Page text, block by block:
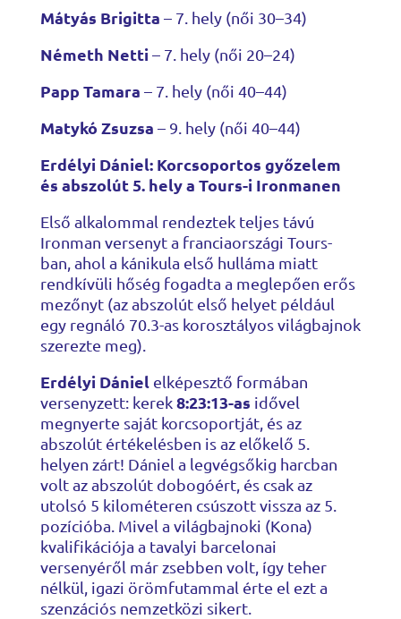
Mátyás Brigitta – 7. hely (női 30–34)
Németh Netti– 7. hely (női 20–24)
Papp Tamara – 7. hely (női 40–44)
Matykó Zsuzsa – 9. hely (női 40–44)
Erdélyi Dániel: Korcsoportos győzelem
és abszolút 5. hely a Tours-i Ironmanen
Első alkalommal rendeztek teljes távú
Ironman versenyt a franciaországi Tours-
ban, ahol a kánikula első hulláma miatt
rendkívüli hőség fogadta a meglepően erős
mezőnyt (az abszolút első helyet például
egy regnáló 70.3-as korosztályos világbajnok
szerezte meg).
Erdélyi Dániel elképesztő formában
versenyzett: kerek8:23:13-as idővel
megnyerte saját korcsoportját, és az
abszolút értékelésben is az előkelő 5.
helyen zárt! Dániel a legvégsőkig harcban
volt az abszolút dobogóért, és csak az
utolsó 5 kilométeren csúszott vissza az 5.
pozícióba. Mivel a világbajnoki (Kona)
kvalifikációja a tavalyi barcelonai
versenyéről már zsebben volt, így teher
nélkül, igazi örömfutammal érte el ezt a
szenzációs nemzetközi sikert.